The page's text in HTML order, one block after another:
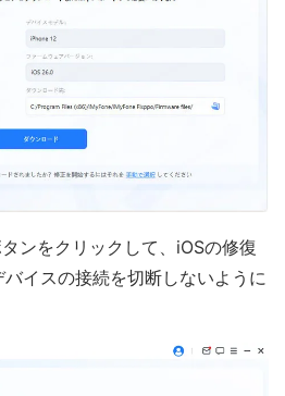
タンをクリックして、iOSの修復
イスの接続を切断しないように